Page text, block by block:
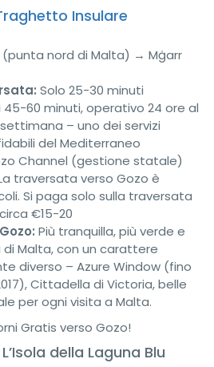
Insulare
(punta nord di Malta) → Mġarr
Solo 25-30 minuti
45-60 minuti, operativo 24 ore al
– uno dei servizi
del Mediterraneo
Channel (gestione statale)
traversata verso Gozo è
Si paga solo sulla traversata
€15-20
Più tranquilla, più verde e
Malta, con un carattere
diverso – Azure Window (fino
Cittadella di Victoria, belle
per ogni visita a Malta.
Gratis verso Gozo!
della Laguna Blu